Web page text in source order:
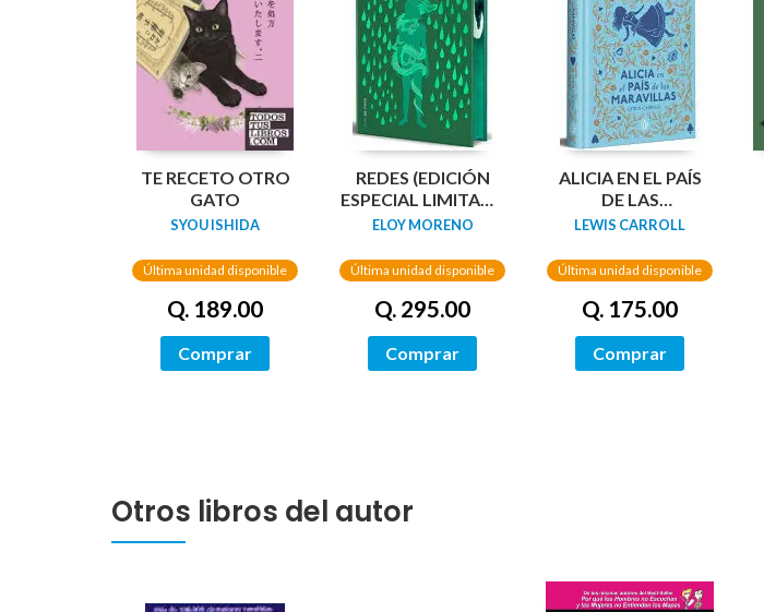
TE RECETO OTRO
GATO
SYOU ISHIDA
Última unidad disponible
Q. 189.00
Comprar
REDES (EDICIÓN
ESPECIAL LIMITADA
GUARDAS
NETWORKS
ELOY MORENO
Última unidad disponible
Q. 295.00
Comprar
ALICIA EN EL PAÍS
DE LAS
MARAVILLAS
CON CANTOS
PINTADOS)
LEWIS CARROLL
Última unidad disponible
Q. 175.00
Comprar
Otros libros del autor